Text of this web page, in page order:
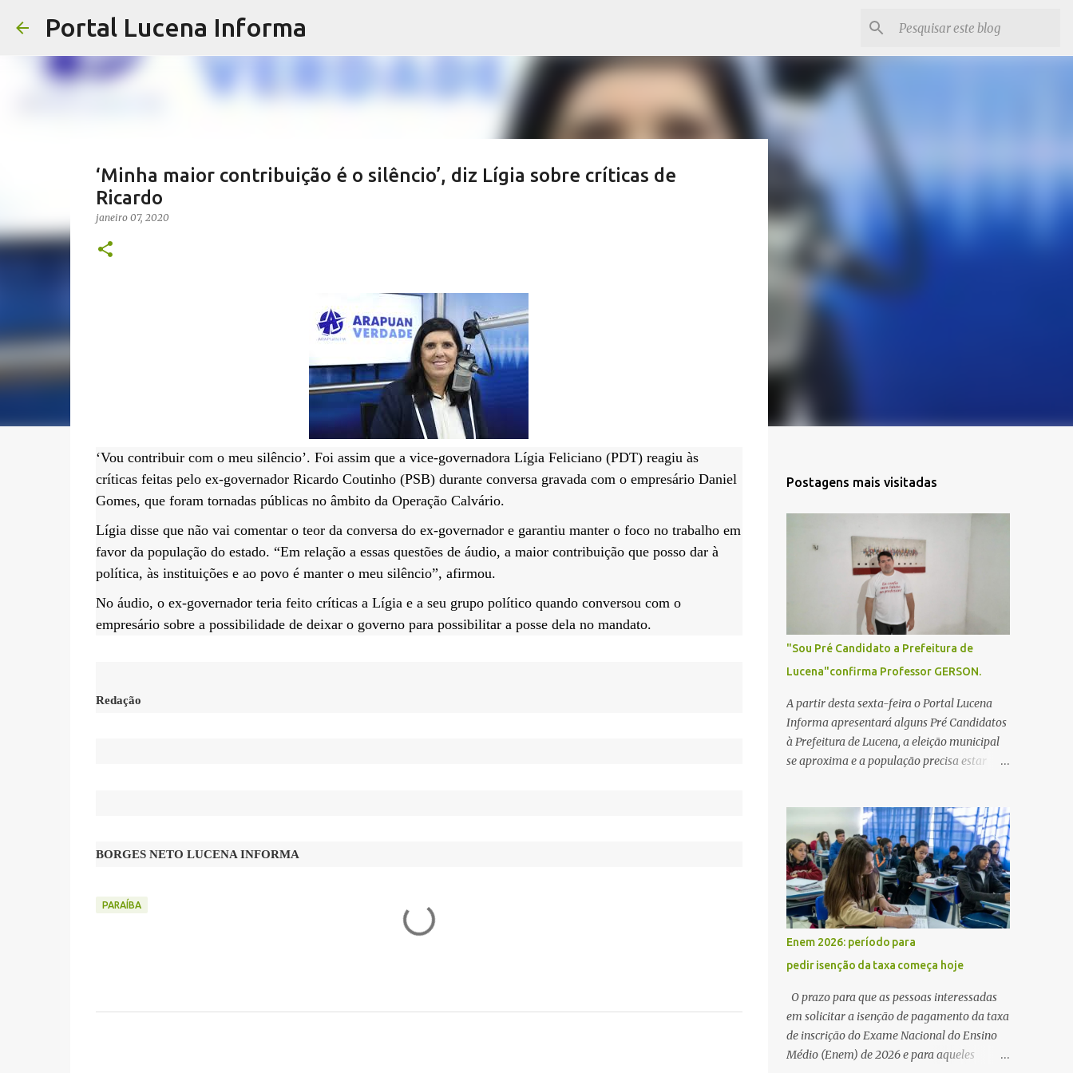
Portal Lucena Informa
‘Minha maior contribuição é o silêncio’, diz Lígia sobre críticas de
Ricardo
janeiro 07, 2020
‘Vou contribuir com o meu silêncio’. Foi assim que a vice-governadora Lígia Feliciano (PDT) reagiu às
críticas feitas pelo ex-governador Ricardo Coutinho (PSB) durante conversa gravada com o empresário Daniel
Gomes, que foram tornadas públicas no âmbito da Operação Calvário.
Lígia disse que não vai comentar o teor da conversa do ex-governador e garantiu manter o foco no trabalho em
favor da população do estado. “Em relação a essas questões de áudio, a maior contribuição que posso dar à
política, às instituições e ao povo é manter o meu silêncio”, afirmou.
No áudio, o ex-governador teria feito críticas a Lígia e a seu grupo político quando conversou com o
empresário sobre a possibilidade de deixar o governo para possibilitar a posse dela no mandato.
Redação
BORGES NETO LUCENA INFORMA
PARAÍBA
Postagens mais visitadas
"Sou Pré Candidato a Prefeitura de
Lucena"confirma Professor GERSON.
A partir desta sexta-feira o Portal Lucena
Informa apresentará alguns Pré Candidatos
à Prefeitura de Lucena, a eleição municipal
se aproxima e a população precisa estar
articulações e possíveis junções para manter
ou conquistar eleitorado. Confirmados até
agora como Pré candidatos Alex Monteiro,
Léo Bandeira Valcinete Araújo e Professor
Gerson Andrade há possibilidade de mais
nomes aparecer , ficaremos no aguardo para
trazer mais informações. A primeira
entrevista foi com o inimaginável Gerson
Andrade ,Professor da Rede Municipal
(efetivo), supervisor, Formado em Pedagogia
e Biomedicina pela UFPB. Leciona no Otto
Illi, Gilberto Inácio, Ellinora Dornellas
,Escola Américo Falcão. Gerson nos contou
Enem 2026: período para
pedir isenção da taxa começa hoje
O prazo para que as pessoas interessadas
em solicitar a isenção de pagamento da taxa
de inscrição do Exame Nacional do Ensino
Médio (Enem) de 2026 e para aqueles